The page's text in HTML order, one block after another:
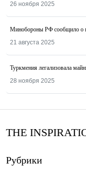
26 ноября 2025
Минобороны РФ сообщило о
21 августа 2025
Туркмения легализовала
28 ноября 2025
THE
Рубрики